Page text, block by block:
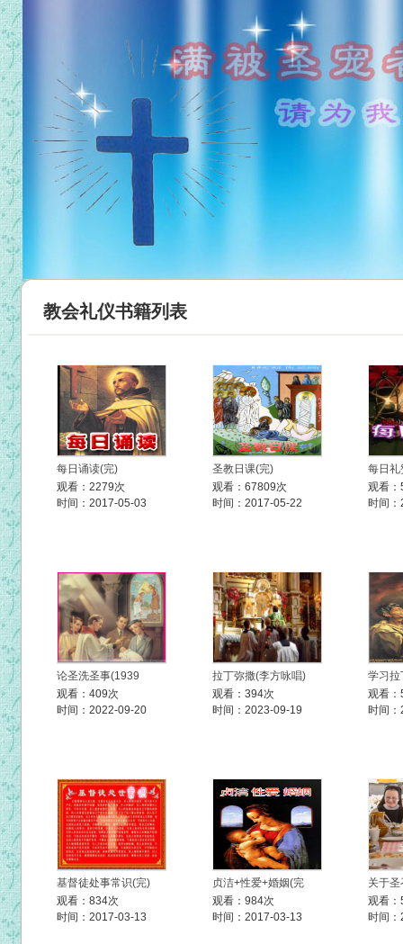
教会礼仪书籍列表
每日诵读(完)
观看：2279次
时间：2017-05-03
圣教日课(完)
观看：67809次
时间：2017-05-22
每日礼
观看
时间
论圣洗圣事(1939
观看：409次
时间：2022-09-20
拉丁弥撒(李方咏唱)
观看：394次
时间：2023-09-19
学习拉
观看
时间
基督徒处事常识(完)
观看：834次
时间：2017-03-13
贞洁+性爱+婚姻(完
观看：984次
时间：2017-03-13
关于
观看
时间